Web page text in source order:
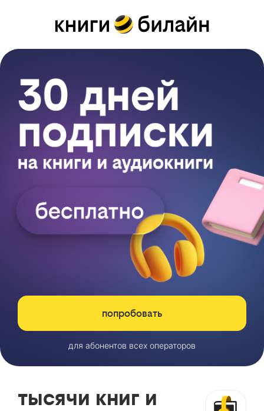
попробовать
для абонентов всех операторов
тысячи книг и